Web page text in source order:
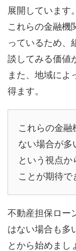
展開しています。
これらの金融機
っているため、
談してみる価値
また、地域によ
得ます。
これらの金融
ない場合が多
という視点
ことが期待で
不動産担保ロー
はない場合も多
とから始めまし